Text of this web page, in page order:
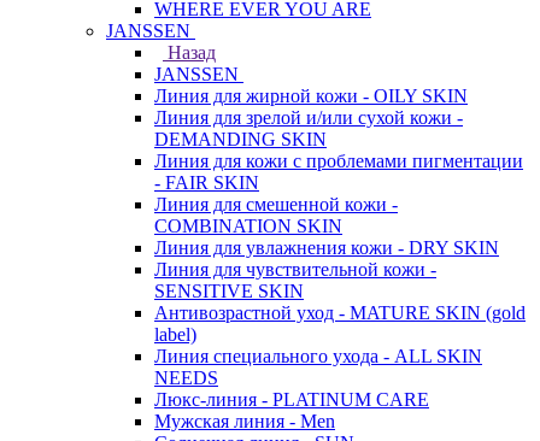
WHERE EVER YOU ARE
JANSSEN
Назад
JANSSEN
Линия для жирной кожи - OILY SKIN
Линия для зрелой и/или сухой кожи -
DEMANDING SKIN
Линия для кожи с проблемами пигментации
- FAIR SKIN
Линия для смешенной кожи -
COMBINATION SKIN
Линия для увлажнения кожи - DRY SKIN
Линия для чувствительной кожи -
SENSITIVE SKIN
Антивозрастной уход - MATURE SKIN (gold
label)
Линия специального ухода - ALL SKIN
NEEDS
Люкс-линия - PLATINUM CARE
Мужская линия - Men